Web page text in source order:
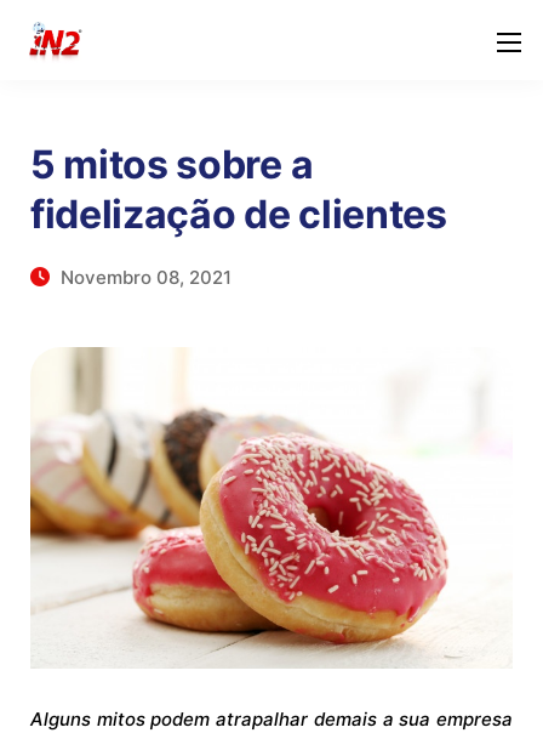
5 mitos sobre a
fidelização de clientes
Novembro 08, 2021
Alguns mitos podem atrapalhar demais a sua empresa